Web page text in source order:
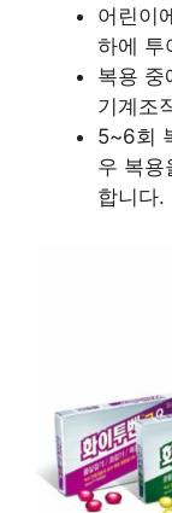
어린이
하에 투
복용 중
기계조
5~6회
우 복용
합니다.